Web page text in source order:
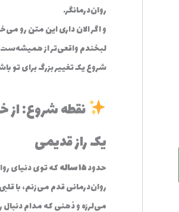
روان‌درمانگر.
و اگر الان داری این متن رو
لبخندم واقعی‌تر از
شروع یک تغییر بزرگ برای تو
نقطه شروع: از
یک راز قدیمی
حدود۱۵ ساله
که توی دنیای
روان‌درمانی قدم می‌زنم، با
می‌لرزه و ذهنی که مدام